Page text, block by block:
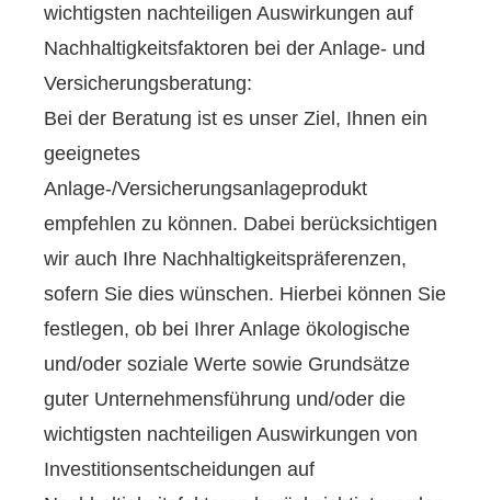
wichtigsten nachteiligen Auswirkungen auf
Nachhaltigkeitsfaktoren bei der Anlage- und
Versicherungsberatung:
Bei der Beratung ist es unser Ziel, Ihnen ein
geeignetes
Anlage-/Versicherungsanlageprodukt
empfehlen zu können. Dabei berücksichtigen
wir auch Ihre Nachhaltigkeitspräferenzen,
sofern Sie dies wünschen. Hierbei können Sie
festlegen, ob bei Ihrer Anlage ökologische
und/oder soziale Werte sowie Grundsätze
guter Unternehmensführung und/oder die
wichtigsten nachteiligen Auswirkungen von
Investitionsentscheidungen auf